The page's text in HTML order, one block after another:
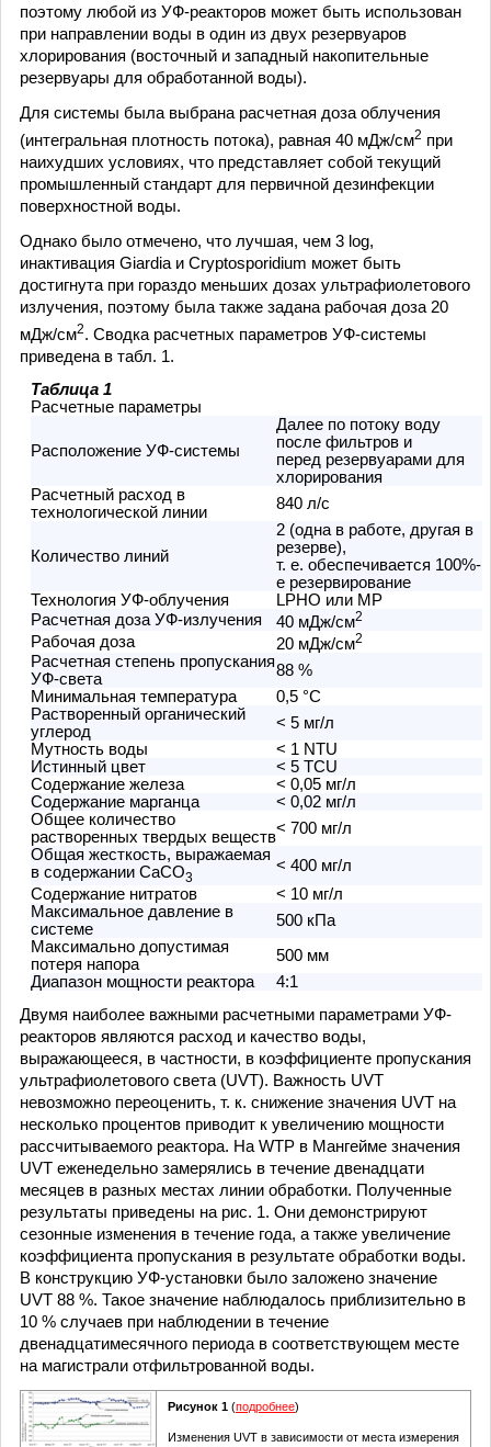
поэтому любой из УФ-реакторов может быть использован
при направлении воды в один из двух резервуаров
хлорирования (восточный и западный накопительные
резервуары для обработанной воды).
Для системы была выбрана расчетная доза облучения
(интегральная плотность потока), равная 40 мДж/см2 при
наихудших условиях, что представляет собой текущий
промышленный стандарт для первичной дезинфекции
поверхностной воды.
Однако было отмечено, что лучшая, чем 3 log,
инактивация Giardia и Cryptosporidium может быть
достигнута при гораздо меньших дозах ультрафиолетового
излучения, поэтому была также задана рабочая доза 20
мДж/см2. Сводка расчетных параметров УФ-системы
приведена в табл. 1.
Таблица 1
Расчетные параметры
Расположение УФ-системы
Далее по потоку воду
после фильтров и
перед резервуарами для
хлорирования
Расчетный расход в
технологической линии
840 л/с
Количество линий
2 (одна в работе, другая в
резерве),
т. е. обеспечивается 100%-
е резервирование
Технология УФ-облучения
LPHO или MP
Расчетная доза УФ-излучения
40 мДж/см2
Рабочая доза 20 мДж/см2
Расчетная степень пропускания
УФ-света
88 %
Минимальная температура
0,5 °С
Растворенный органический
углерод
< 5 мг/л
Мутность воды
< 1 NTU
Истинный цвет
< 5 TCU
Содержание железа
< 0,05 мг/л
Содержание марганца
< 0,02 мг/л
Общее количество
растворенных твердых веществ< 700 мг/л
Общая жесткость, выражаемая
в содержании CaCO3
< 400 мг/л
Содержание нитратов
< 10 мг/л
Максимальное давление в
системе
500 кПа
Максимально допустимая
потеря напора
500 мм
Диапазон мощности реактора
4:1
Двумя наиболее важными расчетными параметрами УФ-
реакторов являются расход и качество воды,
выражающееся, в частности, в коэффициенте пропускания
ультрафиолетового света (UVT). Важность UVT
невозможно переоценить, т. к. снижение значения UVT на
несколько процентов приводит к увеличению мощности
рассчитываемого реактора. На WTP в Мангейме значения
UVT еженедельно замерялись в течение двенадцати
месяцев в разных местах линии обработки. Полученные
результаты приведены на рис. 1. Они демонстрируют
сезонные изменения в течение года, а также увеличение
коэффициента пропускания в результате обработки воды.
В конструкцию УФ-установки было заложено значение
UVT 88 %. Такое значение наблюдалось приблизительно в
10 % случаев при наблюдении в течение
двенадцатимесячного периода в соответствующем месте
на магистрали отфильтрованной воды.
Рисунок 1 (подробнее)
Изменения UVT в зависимости от места измерения